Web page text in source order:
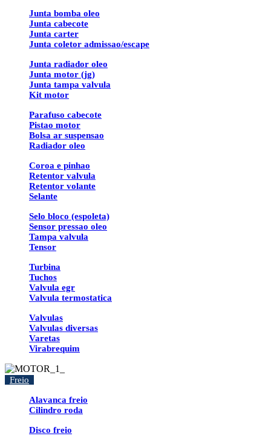
Junta bomba oleo
Junta cabecote
Junta carter
Junta coletor admissao/escape
Junta radiador oleo
Junta motor (jg)
Junta tampa valvula
Kit motor
Parafuso cabecote
Pistao motor
Bolsa ar suspensao
Radiador oleo
Coroa e pinhao
Retentor valvula
Retentor volante
Selante
Selo bloco (espoleta)
Sensor pressao oleo
Tampa valvula
Tensor
Turbina
Tuchos
Valvula egr
Valvula termostatica
Valvulas
Valvulas diversas
Varetas
Virabrequim
Freio
Alavanca freio
Cilindro roda
Disco freio